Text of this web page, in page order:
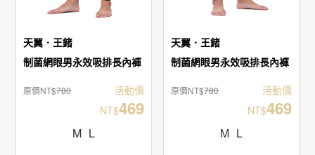
天翼．王鍺
制菌網眼男永效吸排長內褲
原價NT$780
活動價
NT$469
M L
天翼．王鍺
制菌網眼男永效吸排長內褲
原價NT$780
活動價
NT$469
M L